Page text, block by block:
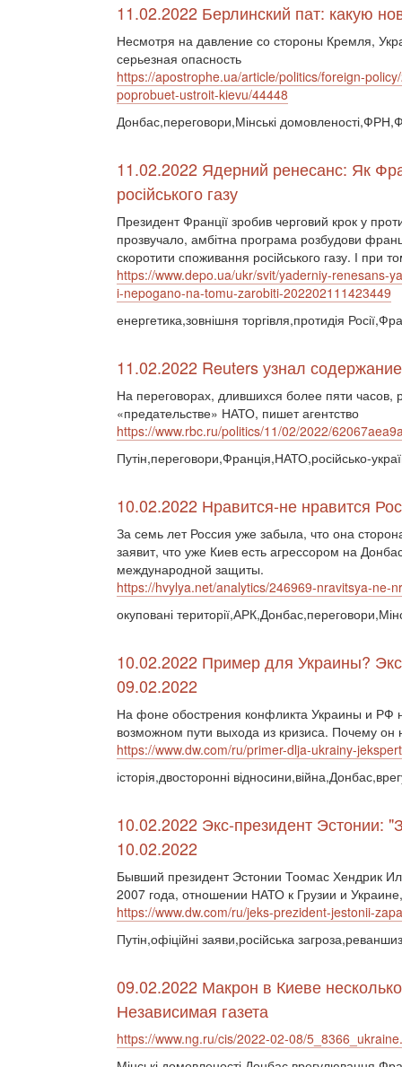
11.02.2022 Берлинский пат: какую
Несмотря на давление со стороны Кремля,
серьезная опасность
https://apostrophe.ua/article/politics/foreign-
poprobuet-ustroit-kievu/44448
Донбас,переговори,Мінські
11.02.2022 Ядерний ренесанс: Як
російського газу
Президент Франції зробив черговий крок у
прозвучало, амбітна програма розбудови
скоротити споживання російського газу. І при
https://www.depo.ua/ukr/svit/yaderniy-renesans-
i-nepogano-na-tomu-zarobiti-202202111423449
енергетика,зовнішня торгівля,протидія
11.02.2022 Reuters узнал
На переговорах, длившихся более пяти часов,
«предательстве» НАТО, пишет агентство
https://www.rbc.ru/politics/11/02/2022/
Путін,переговори,Франція,НАТО,російсько-
10.02.2022 Нравится-не нравится
За семь лет Россия уже забыла, что она
заявит, что уже Киев есть агрессором на
международной защиты.
https://hvylya.net/analytics/246969-nravitsya-ne-
окуповані
10.02.2022 Пример для Украины?
09.02.2022
На фоне обострения конфликта Украины и РФ
возможном пути выхода из кризиса. Почему
https://www.dw.com/ru/primer-dlja-ukrainy-
історія,двосторонні
10.02.2022 Экс-президент Эстонии:
10.02.2022
Бывший президент Эстонии Тоомас Хендрик
2007 года, отношении НАТО к Грузии и
https://www.dw.com/ru/jeks-prezident-jestonii-
Путін,офіційні заяви,російська
09.02.2022 Макрон в Киеве
Независимая газета
https://www.ng.ru/cis/2022-02-08/